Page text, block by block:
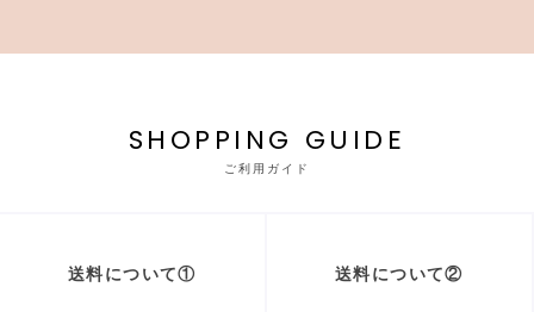
SHOPPING GUIDE
ご利用ガイド
送料について① 送料について②